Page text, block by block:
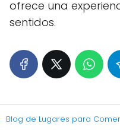
ofrece una
sentidos.
Blog de Lugares para